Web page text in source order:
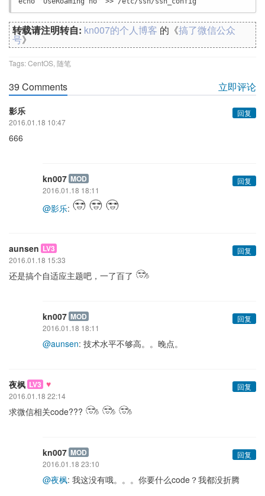
转载请注明转自: kn007的个人博客 的《搞了微信公众
号》
Tags:CentOS 随笔
39 Comments 立即评论
影乐
回复
2016.01.18 10:47
666
kn007 MOD
回复
2016.01.18 18:11
@影乐:
aunsen LV3
回复
2016.01.18 15:33
还是搞个自适应主题吧，一了百了
kn007 MOD
回复
2016.01.18 18:11
@aunsen: 技术水平不够高。。晚点。
夜枫 LV3 ♥
回复
2016.01.18 22:14
求微信相关code???
kn007 MOD
回复
2016.01.18 23:10
@夜枫: 我这没有哦。。。你要什么code？我都没折腾